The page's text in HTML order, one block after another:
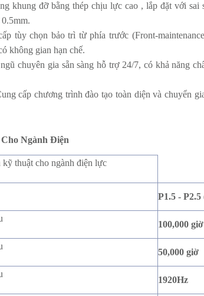
khung đỡ bằng thép chịu lực cao , lắp đặt với
tùy chọn bảo trì từ phía trước (Front-
không gian hạn chế.
chuyên gia sẵn sàng hỗ trợ 24/7, có khả năng
cấp chương trình đào tạo toàn diện và chuyển
Ngành Điện
kỹ thuật cho ngành điện lực
P1.5 - P2.5
100,000 giờ
50,000 giờ
1920Hz